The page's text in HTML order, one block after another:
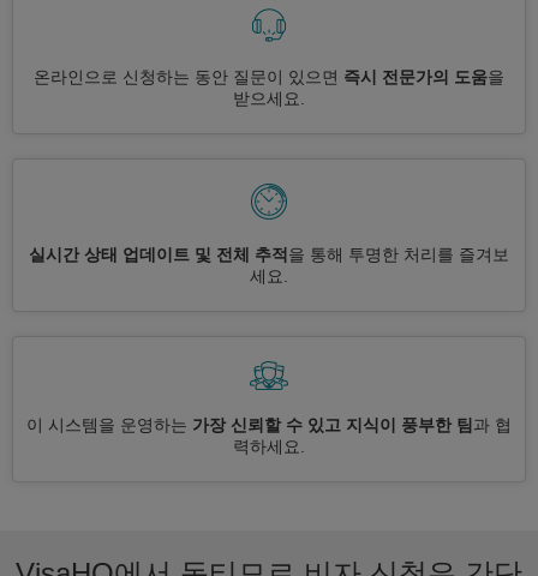
온라인으로 신청하는 동안 질문이 있으면 즉시 전문가의 도움을
받으세요.
실시간 상태 업데이트 및 전체 추적 을 통해 투명한 처리를 즐겨보
세요.
이 시스템을 운영하는 가장 신뢰할 수 있고 지식이 풍부한 팀 과 협
력하세요.